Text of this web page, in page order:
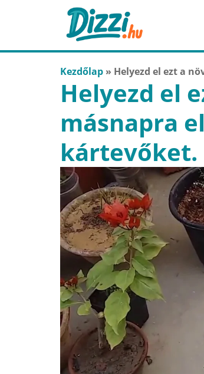
Kezdőlap » Helyezd el ezt a
Helyezd el
másnapra
kártevőket.